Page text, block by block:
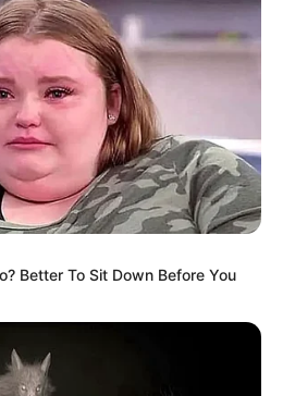
Wales, 9September 1997
Lagu
Waktu dengan Teman
Better To Sit Down Before You